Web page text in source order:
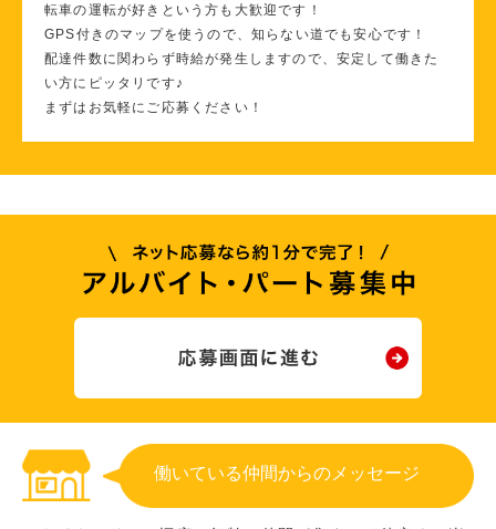
転車の運転が好きという方も大歓迎です！
GPS付きのマップを使うので、知らない道でも安心です！
配達件数に関わらず時給が発生しますので、安定して働きた
い方にピッタリです♪
まずはお気軽にご応募ください！
働いている仲間からのメッセージ